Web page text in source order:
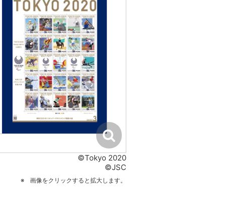
©Tokyo 2020
©JSC
画像をクリックすると拡大します。